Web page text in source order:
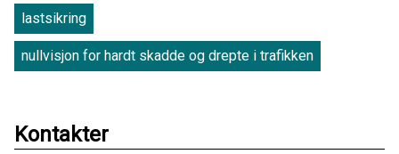
lastsikring
nullvisjon for hardt skadde og drepte i trafikken
Kontakter